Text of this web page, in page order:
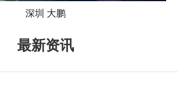
深圳 大鹏
最新资讯